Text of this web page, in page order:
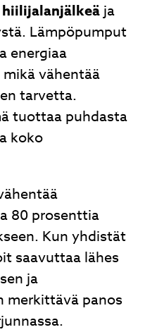
hiilijalanjälkeä ja
Lämpöpumput
energiaa
vähentää
tarvetta.
tuottaa puhdasta
koko
80 prosenttia
Kun yhdistät
saavuttaa lähes
ja
merkittävä panos